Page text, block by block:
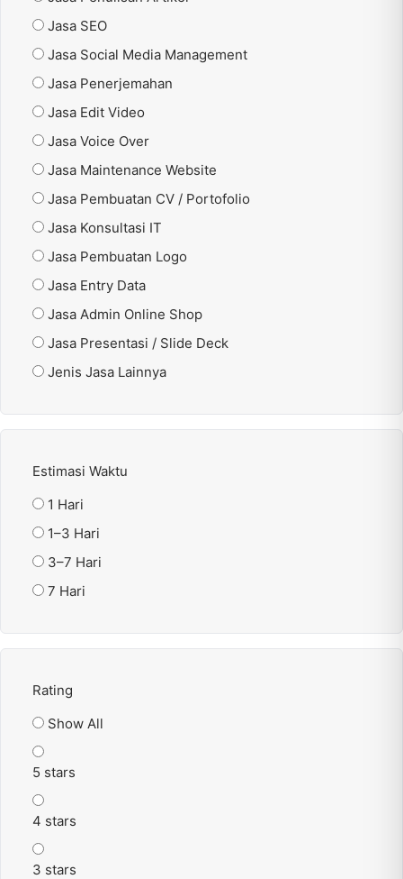
Jasa SEO
Jasa Social Media Management
Jasa Penerjemahan
Jasa Edit Video
Jasa Voice Over
Jasa Maintenance Website
Jasa Pembuatan CV / Portofolio
Jasa Konsultasi IT
Jasa Pembuatan Logo
Jasa Entry Data
Jasa Admin Online Shop
Jasa Presentasi / Slide Deck
Jenis Jasa Lainnya
Estimasi Waktu
1 Hari
1–3 Hari
3–7 Hari
7 Hari
Rating
Show All
5 stars
4 stars
3 stars